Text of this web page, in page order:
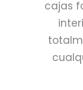
cajas